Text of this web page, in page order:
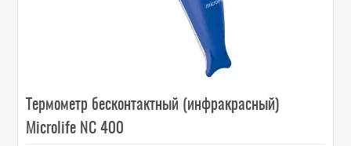
Термометр бесконтактный (инфракрасный)
Microlife NC 400